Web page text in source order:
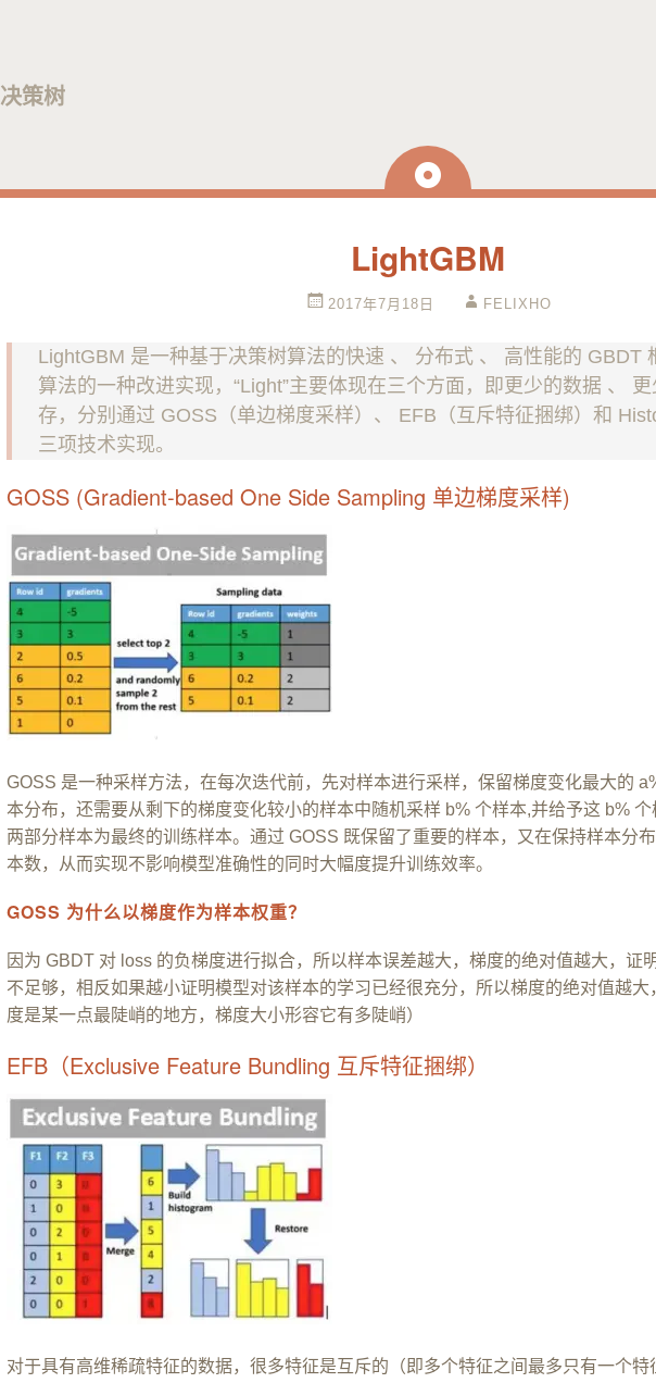
决策树
日
LightGBM
2017年7月18日 FELIXHO
LightGBM 是一种基于决策树算法的快速 、 分布式 、 高性能的 GBDT
算法的一种改进实现，“Light”主要体现在三个方面，即更少的数据 、
存，分别通过 GOSS（单边梯度采样）、 EFB（互斥特征捆绑）和
三项技术实现。
GOSS (Gradient-based One Side Sampling 单边梯度采样)
GOSS 是一种采样方法，在每次迭代前，先对样本进行采样，保留梯度变化最大的
本分布，还需要从剩下的梯度变化较小的样本中随机采样 b% 个样本,并给予这 b%
两部分样本为最终的训练样本。通过 GOSS 既保留了重要的样本，又在保持样本分
本数，从而实现不影响模型准确性的同时大幅度提升训练效率。
GOSS 为什么以梯度作为样本权重？
因为 GBDT 对 loss 的负梯度进行拟合，所以样本误差越大，梯度的绝对值越大，证
不足够，相反如果越小证明模型对该样本的学习已经很充分，所以梯度的绝对值越
度是某一点最陡峭的地方，梯度大小形容它有多陡峭）
EFB（Exclusive Feature Bundling 互斥特征捆绑）
对于具有高维稀疏特征的数据，很多特征是互斥的（即多个特征之间最多只有一个